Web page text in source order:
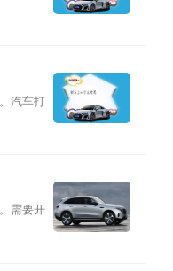
汽车打
需要开